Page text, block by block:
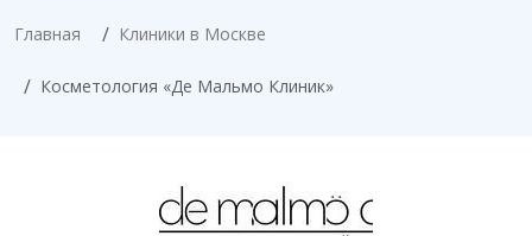
Главная Клиники в Москве
Косметология «Де Мальмо Клиник»